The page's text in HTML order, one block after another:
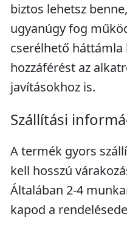
biztos lehetsz
ugyanúgy fog
cserélhető háttámla
hozzáférést az
javításokhoz is.
Szállítási
A termék gyors
kell hosszú
Általában 2-4
kapod a